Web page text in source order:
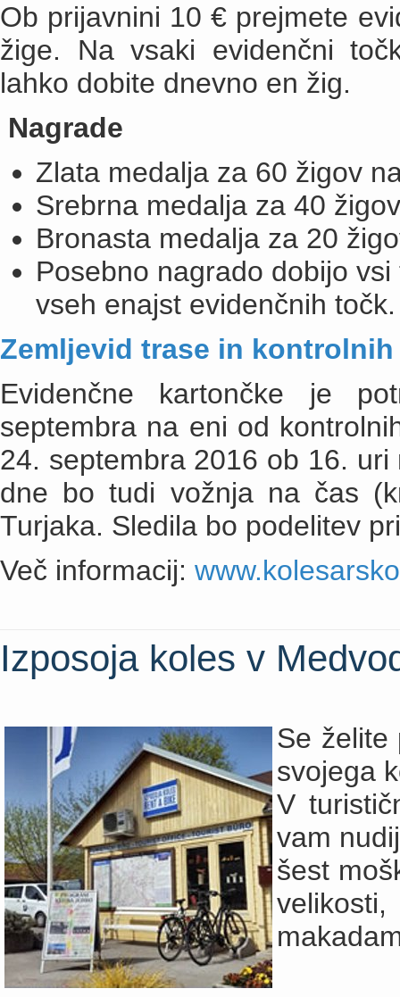
Ob prijavnini 10 € prejmete
žige. Na vsaki evidenčni
lahko dobite dnevno en žig.
Nagrade
Zlata medalja za 60 žigov
Srebrna medalja za 40
Bronasta medalja za 20
Posebno nagrado dobijo
vseh enajst evidenčnih točk.
Zemljevid trase in
Evidenčne kartončke je
septembra na eni od
24. septembra 2016 ob 16.
dne bo tudi vožnja na čas
Turjaka. Sledila bo podelitev
Več informacij:
Izposoja koles v
Se želite
svojega
V
vam
šest